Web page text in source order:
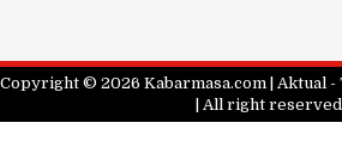
Copyright © 2026 Kabarmasa.com | Aktual
| All right reserved